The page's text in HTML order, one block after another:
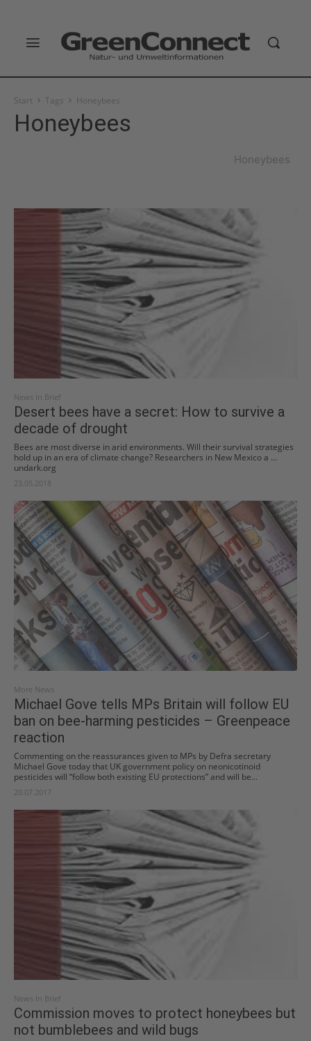
Start Tags Honeybees
Honeybees
Honeybees
News In Brief
Desert bees have a secret: How to survive a
decade of drought
Bees are most diverse in arid environments. Will their survival strategies
hold up in an era of climate change? Researchers in New Mexico a ...
undark.org
23.05.2018
More News
Michael Gove tells MPs Britain will follow EU
ban on bee-harming pesticides – Greenpeace
reaction
Commenting on the reassurances given to MPs by Defra secretary
Michael Gove today that UK government policy on neonicotinoid
pesticides will “follow both existing EU protections” and will be...
20.07.2017
News In Brief
Commission moves to protect honeybees but
not bumblebees and wild bugs